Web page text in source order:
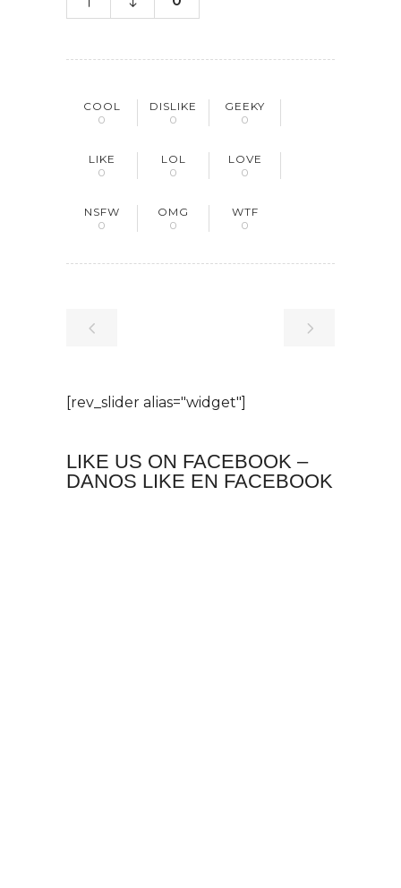
COOL
0
DISLIKE
0
GEEKY
0
LIKE
0
LOL
0
LOVE
0
NSFW
0
OMG
0
WTF
0
[rev_slider alias="widget"]
LIKE US ON FACEBOOK –
DANOS LIKE EN FACEBOOK